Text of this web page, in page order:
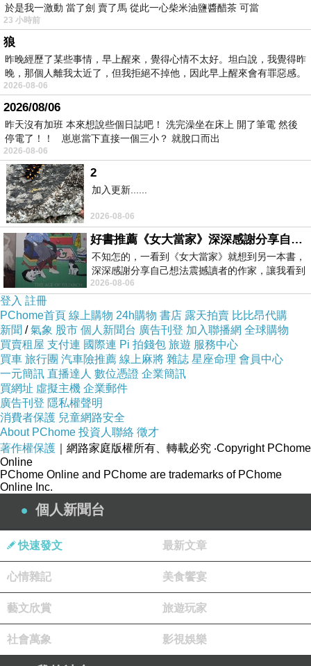
巧抗菌效果好@E@
LA BEAU 淨膚淡斑美白菁華30ml-5瓶組
甜美溫柔~雕花鏤空布蕾絲拼接打褶蝴蝶結袖口
上衣．2色@E@
Dr.Douxi 朵璽 櫻花嫩白系列禮盒 身體乳
300ml+護手霜50ml
於是我一激動 當了劍 賣了馬 從此一心柴米油鹽醬醋茶 可當
23 小時前
狼
昨晚經歷了某些事情，早上醒來，覺得心情不太好。坦白說，我覺得昨
晚，那個人離我太近了，但我拒絕不掉他，因此早上醒來會有罪惡感。
2026-08-06
2026/08/06
昨天沒有加班 本來想說些個日誌吧！ 洗完澡坐在床上 開了筆電 然後
停電了！！ 崽崽當下直接一個三小？ 就脫口而出
2026-08-06
2
加入更新......
2026-08-06
好書推薦《女大當家》深深感謝分享自己想法震撼讀者的作家，讓我看到不同樣貌的家庭！
不知怎的，一看到《女大當家》就想到另一本書，
深深感謝分享自己想法震撼讀者的作家，讓我看到
不同樣貌的家庭！ 《女大
2026-08-06
登入 註冊
PChome首頁 線上購物 24h購物 書店 露天拍賣 比比昂代購
新聞 /氣象 股市 個人新聞台 廣告刊登 加入聯播網 全球購物
買賣租屋 支付連 國際連 Pi 拍錢包 旅遊 服務中心
買車 旅行團 汽車險推薦 線上麻將 雜誌 星座命理 會員中心
一元簡訊 直播達人 數位憑證 企業簡訊
買網址 虛擬主機 企業郵件
廣告刊登 隱私權聲明
消費者保護 兒童網路安全
About PChome 投資人聯絡 徵才
著作權保護 ｜網路家庭版權所有、轉載必究 ‧Copyright PChome
Online
PChome Online and PChome are trademarks of PChome
Online Inc.
個人新聞台
快速發文 最新文章
心情雜記 美食饗宴
藝文欣賞 旅遊玩家
社會萬象 影視娛樂